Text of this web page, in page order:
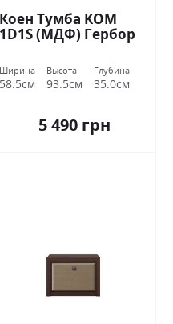
Коен Тумба KOM
1D1S (МДФ) Гербор
Ширина
58.5см
Высота
93.5см
Глубина
35.0см
5 490 грн